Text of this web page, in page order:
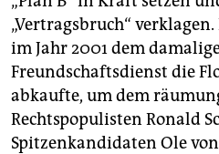
„Vertragsbruch“
im Jahr 2001 dem
Freundschaftsdienst die
abkaufte, um dem
Rechtspopulisten Ronald
Spitzenkandidaten Ole